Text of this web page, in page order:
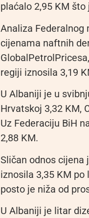
plaćalo 2,95 KM
Analiza
cijenama naftnih
regiji iznosila 3,19
U Albaniji je u
Hrvatskoj 3,32 KM,
Uz Federaciju BiH
2,88 KM.
Sličan odnos cijena
iznosila 3,35 KM po
posto je niža od
U Albaniji je litar